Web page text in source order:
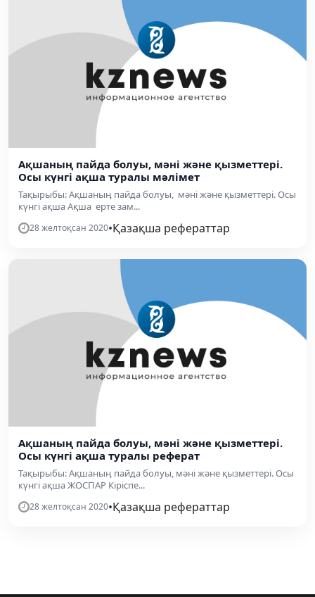
Ақшаның пайда болуы, мәні және қызметтері.
Осы күнгі ақша туралы мәлімет
Тақырыбы: Ақшаның пайда болуы, мәні және қызметтері. Осы
күнгі ақша Ақша ерте зам...
28 желтоқсан 2020•Қазақша рефераттар
Ақшаның пайда болуы, мәні және қызметтері.
Осы күнгі ақша туралы реферат
Тақырыбы: Ақшаның пайда болуы, мәні және қызметтері. Осы
күнгі ақша ЖОСПАР Кіріспе...
28 желтоқсан 2020•Қазақша рефераттар